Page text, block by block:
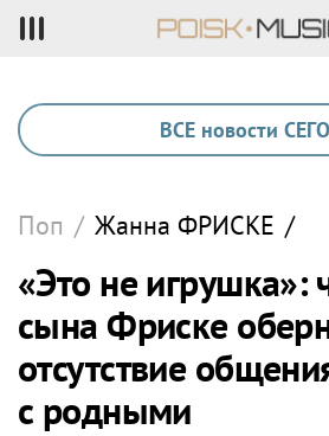
ВСЕ новости
Поп / Жанна ФРИСКЕ /
«Это не игрушка»:
сына Фриске
отсутствие
с родными